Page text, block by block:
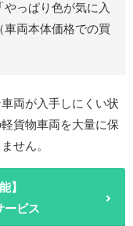
やっぱり色が気に入
車両本体価格での買
両が入手しにくい状
貨物車両を大量に保
せん。
】
ービス